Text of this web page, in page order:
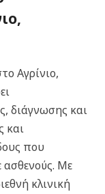
Αγρίνιο,
διάγνωσης και
και
που
ασθενούς. Με
κλινική